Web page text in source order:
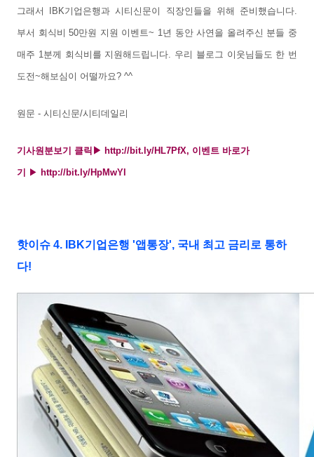
그래서 IBK기업은행과 시티신문이 직장인들을 위해 준비했습니다.
부서 회식비 50만원 지원 이벤트~ 1년 동안 사연을 올려주신 분들 중
매주 1분께 회식비를 지원해드립니다. 우리 블로그 이웃님들도 한 번
도전~해보심이 어떨까요? ^^
원문 - 시티신문/시티데일리
기사원분보기 클릭▶ http://bit.ly/HL7PfX, 이벤트 바로가
기 ▶ http://bit.ly/HpMwYl
핫이슈 4. IBK기업은행 '앱통장', 국내 최고 금리로 통하
다!